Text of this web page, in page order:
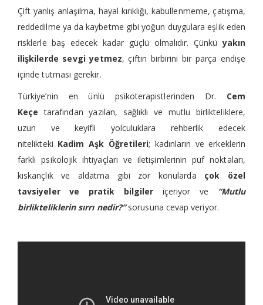
Çift yanlış anlaşılma, hayal kırıklığı, kabullenmeme, çatışma,
reddedilme ya da kaybetme gibi yoğun duygulara eşlik eden
risklerle baş edecek kadar güçlü olmalıdır. Çünküyakın
ilişkilerde sevgi yetmez, çiftin birbirini bir parça endişe
içinde tutması gerekir.
Türkiye’nin en ünlü psikoterapistlerinden Dr. Cem
Keçe tarafından yazılan, sağlıklı ve mutlu birlikteliklere,
uzun ve keyifli yolculuklara rehberlik edecek
nitelikteki Kadim Aşk Öğretileri; kadınların ve erkeklerin
farklı psikolojik ihtiyaçları ve iletişimlerinin püf noktaları,
kıskançlık ve aldatma gibi zor konularda çok özel
tavsiyeler ve pratik bilgiler içeriyor ve
“Mutlu
birlikteliklerin sırrı nedir?” sorusuna cevap veriyor.